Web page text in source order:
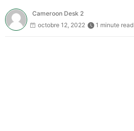
Cameroon Desk 2
octobre 12, 2022
1 minute read